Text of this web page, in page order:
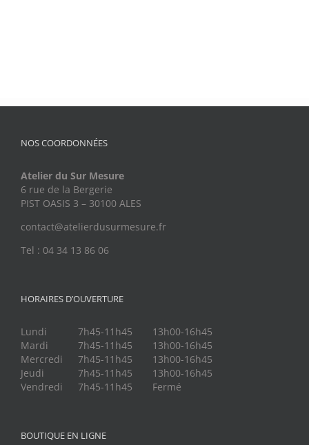
NOS COORDONNÉES
Atelier du Sur Mesure
6 rue de la Bergerie
PIST OASIS 3 – 30100 ALES
contact@atelierdusurmesure.fr
Tel : 04 34 13 86 06
HORAIRES D’OUVERTURE
Lundi 7h45-11h45
13h00-16h45
Mardi
7h45-11h45
13h00-16h45
Mercredi
7h45-11h45
13h00-16h45
Jeudi
7h45-11h45
13h00-16h45
Vendredi
7h45-11h45 Fermé
BOUTIQUE EN LIGNE